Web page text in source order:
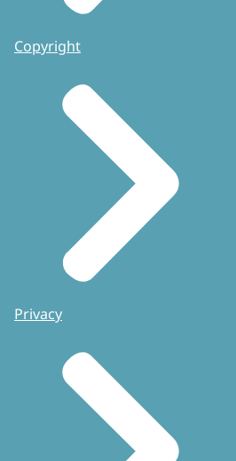
Copyright
Privacy